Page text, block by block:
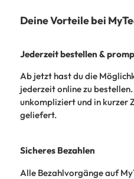
Deine Vorteile bei
Jederzeit bestellen &
Ab jetzt hast du die
jederzeit online zu
unkompliziert und in kurzer
geliefert.
Sicheres Bezahlen
Alle Bezahlvorgänge auf